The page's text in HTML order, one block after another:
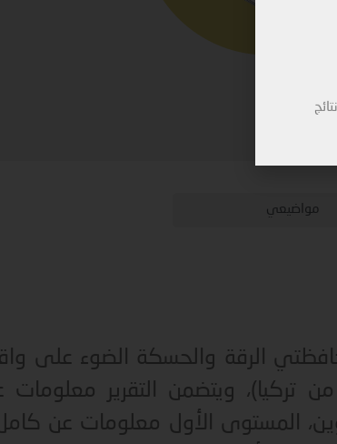
مواضيعي
الرقة والحسكة الضوء على
من تركيا)، ويتضمن التقرير
المستوى الأول معلومات عن